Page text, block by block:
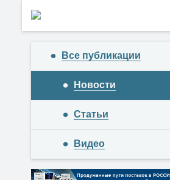
Все публикации
Новости
Статьи
Видео